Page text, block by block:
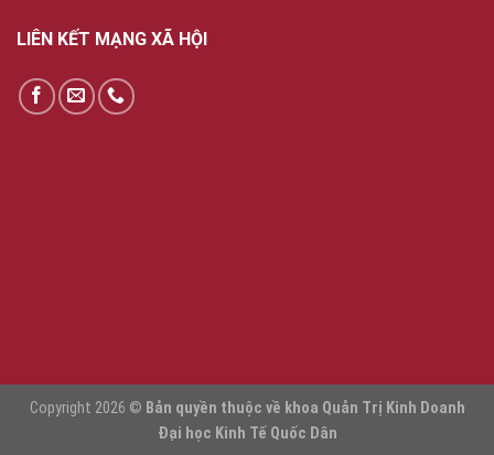
LIÊN KẾT MẠNG XÃ HỘI
Copyright 2026 © Bản quyền thuộc về khoa Quản Trị Kinh Doanh
Đại học Kinh Tế Quốc Dân